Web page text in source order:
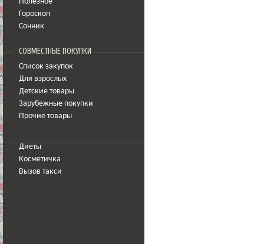
Гороскоп
Сонник
СОВМЕСТНЫЕ ПОКУПКИ
Список закупок
Для взрослых
Детские товары
Зарубежные покупки
Прочие товары
Диеты
Косметичка
Вызов такси